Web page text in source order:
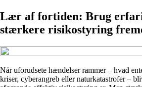
Lær af fortiden: Brug
stærkere risikostyring
Når uforudsete hændelser rammer – hvad
kriser, cyberangreb eller naturkatastrofer –